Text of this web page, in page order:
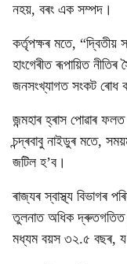
নহয়, বৰং এক সম্পদ।
কৰ্তৃপক্ষৰ মতে,
হাংগেৰীত ৰূপায়িত
জনসংখ্যাগত সংকট ৰোধ
জন্মহাৰ হ্ৰাস পোৱাৰ
চন্দ্ৰবাবু নাইডুৰ মতে,
জটিল হ’ব।
ৰাজ্যৰ স্বাস্থ্য বিভাগৰ
তুলনাত অধিক দ্ৰুতগতিত
মধ্যম বয়স ৩২.৫ বছৰ,